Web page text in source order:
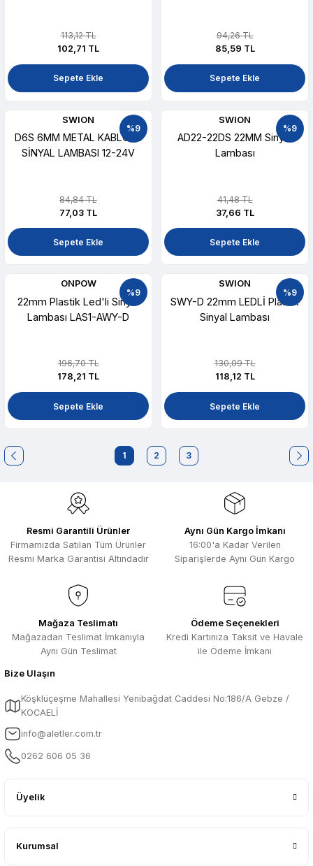
113,12 TL
102,71 TL
Sepete Ekle
94,26 TL
85,59 TL
Sepete Ekle
%9
SWION
D6S 6MM METAL KABLOLU
SİNYAL LAMBASI 12-24V
84,84 TL
77,03 TL
Sepete Ekle
%9
SWION
AD22-22DS 22MM Sinyal
Lambası
41,48 TL
37,66 TL
Sepete Ekle
%9
ONPOW
22mm Plastik Led'li Sinyal
Lambası LAS1-AWY-D
196,70 TL
178,21 TL
Sepete Ekle
%9
SWION
SWY-D 22mm LEDLİ Plastik
Sinyal Lambası
130,09 TL
118,12 TL
Sepete Ekle
1 2 3
Resmi Garantili Ürünler
Firmamızda Satılan Tüm Ürünler
Resmi Marka Garantisi Altındadır
Aynı Gün Kargo İmkanı
16:00'a Kadar Verilen
Siparişlerde Aynı Gün Kargo
Mağaza Teslimatı
Mağazadan Teslimat İmkanıyla
Aynı Gün Teslimat
Ödeme Seçenekleri
Kredi Kartınıza Taksit ve Havale
ile Ödeme İmkanı
Bize Ulaşın
Köşklüçeşme Mahallesi Yenibağdat Caddesi No:186/A Gebze /
KOCAELİ
info@aletler.com.tr
0262 606 05 36
Üyelik
Kurumsal